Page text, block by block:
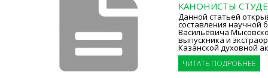
КАНОНИСТЫ
Данной статьей
составления научной
Васильевича
выпускника и
Казанской духовной
ЧИТАТЬ ПОДРОБНЕЕ